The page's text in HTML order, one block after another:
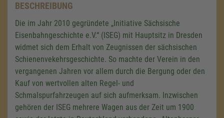
BESCHREIBUNG
Die im Jahr 2010 gegründete „Initiative Sächsische
Eisenbahngeschichte e.V.“ (ISEG) mit Hauptsitz in Dresden
widmet sich dem Erhalt von Zeugnissen der sächsischen
Schienenvekehrsgeschichte. So machte der Verein in den
vergangenen Jahren vor allem durch die Bergung oder den
Kauf von wertvollen alten Regel- und
Schmalspurfahrzeugen auf sich aufmerksam. Inzwischen
gehören der ISEG mehrere Wagen aus der Zeit um 1900